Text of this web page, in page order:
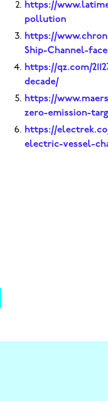
https://
pollution
https://
Ship-Channel-
https://qz.com/
decade/
https://
zero-emission-
https://
electric-vessel-